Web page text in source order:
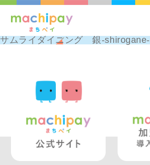
サムライダイニング 銀-shirogane-